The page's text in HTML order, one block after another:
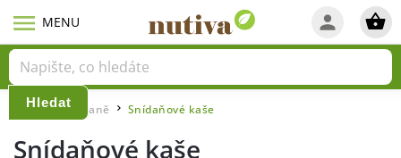
Hledat
Domů / Snídaně Snídaňové kaše
Snídaňové kaše